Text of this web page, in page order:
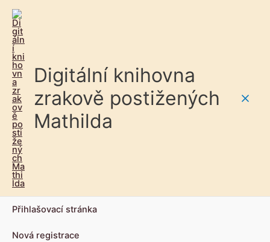
Digitální knihovna
zrakově postižených
Mathilda
Přihlašovací stránka
Nová registrace